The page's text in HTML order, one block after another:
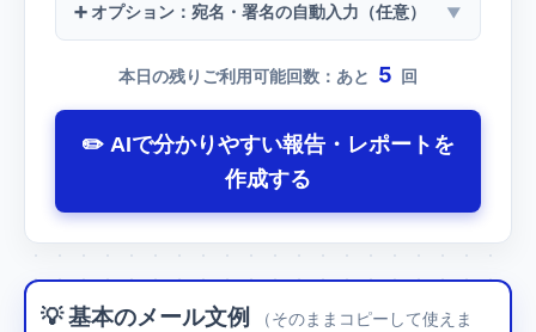
➕ オプション：宛名・署名の自動入力（任意）
本日の残りご利用可能回数：あと 5 回
✏️ AIで分かりやすい報告・レポートを
作成する
💡 基本のメール文例
（そのままコピーして使えま